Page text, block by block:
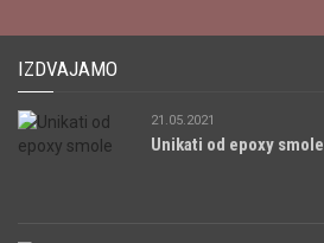
IZDVAJAMO
21.05.2021
Unikati od epoxy smole